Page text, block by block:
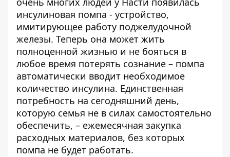
инсулиновая помпа - устройство,
имитирующее работу поджелудочной
железы. Теперь она может жить
полноценной жизнью и не бояться в
любое время потерять сознание – помпа
автоматически вводит необходимое
количество инсулина. Единственная
потребность на сегодняшний день,
которую семья не в силах самостоятельно
обеспечить, – ежемесячная закупка
расходных материалов, без которых
помпа не будет работать.